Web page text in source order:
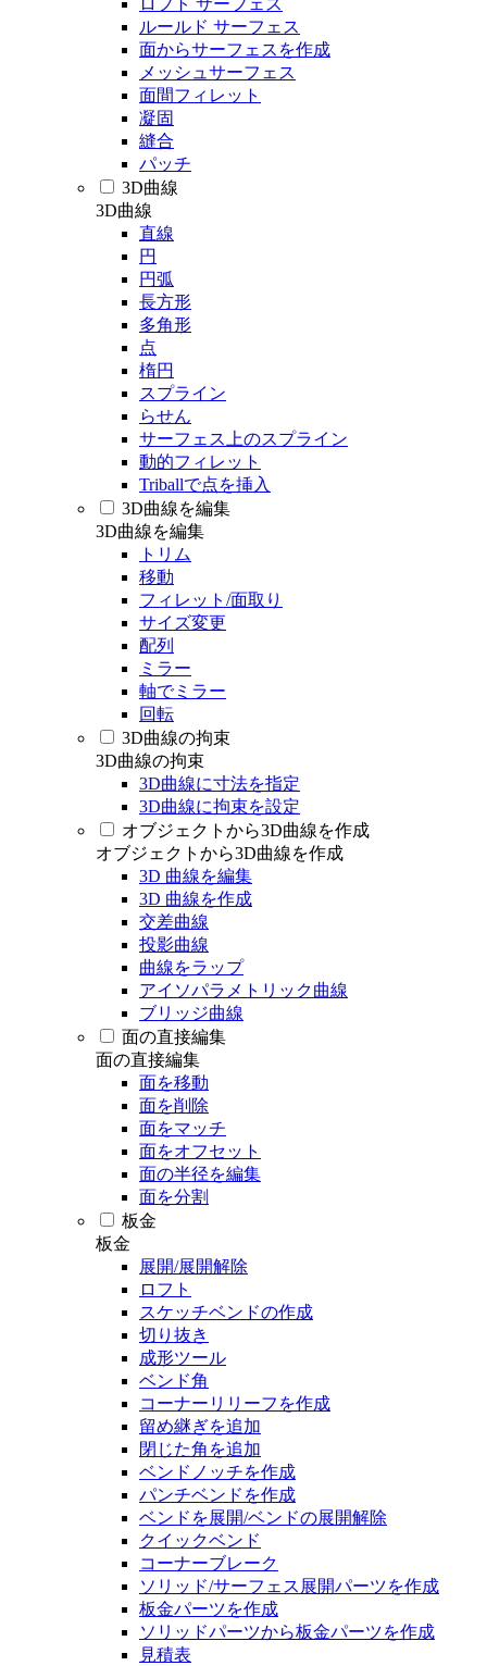
ロフト サーフェス
ルールド サーフェス
面からサーフェスを作成
メッシュサーフェス
面間フィレット
凝固
縫合
パッチ
3D曲線
3D曲線
直線
円
円弧
長方形
多角形
点
楕円
スプライン
らせん
サーフェス上のスプライン
動的フィレット
Triballで点を挿入
3D曲線を編集
3D曲線を編集
トリム
移動
フィレット/面取り
サイズ変更
配列
ミラー
軸でミラー
回転
3D曲線の拘束
3D曲線の拘束
3D曲線に寸法を指定
3D曲線に拘束を設定
オブジェクトから3D曲線を作成
オブジェクトから3D曲線を作成
3D 曲線を編集
3D 曲線を作成
交差曲線
投影曲線
曲線をラップ
アイソパラメトリック曲線
ブリッジ曲線
面の直接編集
面の直接編集
面を移動
面を削除
面をマッチ
面をオフセット
面の半径を編集
面を分割
板金
板金
展開/展開解除
ロフト
スケッチベンドの作成
切り抜き
成形ツール
ベンド角
コーナーリリーフを作成
留め継ぎを追加
閉じた角を追加
ベンドノッチを作成
パンチベンドを作成
ベンドを展開/ベンドの展開解除
クイックベンド
コーナーブレーク
ソリッド/サーフェス展開パーツを作成
板金パーツを作成
ソリッドパーツから板金パーツを作成
見積表